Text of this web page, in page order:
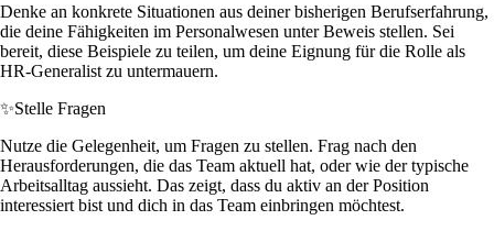
Denke an konkrete Situationen aus deiner bisherigen Berufserfahrung,
die deine Fähigkeiten im Personalwesen unter Beweis stellen. Sei
bereit, diese Beispiele zu teilen, um deine Eignung für die Rolle als
HR-Generalist zu untermauern.
✨Stelle Fragen
Nutze die Gelegenheit, um Fragen zu stellen. Frag nach den
Herausforderungen, die das Team aktuell hat, oder wie der typische
Arbeitsalltag aussieht. Das zeigt, dass du aktiv an der Position
interessiert bist und dich in das Team einbringen möchtest.